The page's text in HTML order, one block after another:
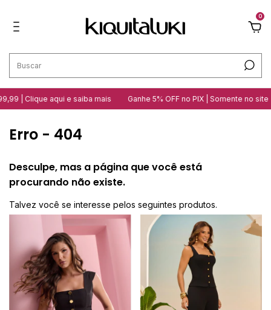
0
| Clique aqui e saiba mais Ganhe 5% OFF no PIX | Somente no site
Erro - 404
Desculpe, mas a página que você está
procurando não existe.
Talvez você se interesse pelos seguintes produtos.